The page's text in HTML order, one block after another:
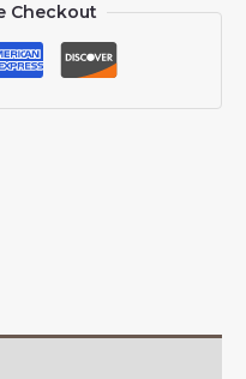
Checkout